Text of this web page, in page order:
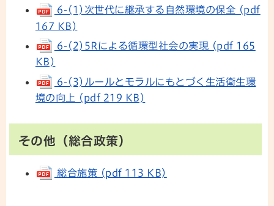
6-(1)次世代に継承する自然環境の保全 (pdf
167 KB)
6-(2)5Rによる循環型社会の実現 (pdf 165
KB)
6-(3)ルールとモラルにもとづく生活衛生環
境の向上 (pdf 219 KB)
その他（総合政策）
総合施策 (pdf 113 KB)